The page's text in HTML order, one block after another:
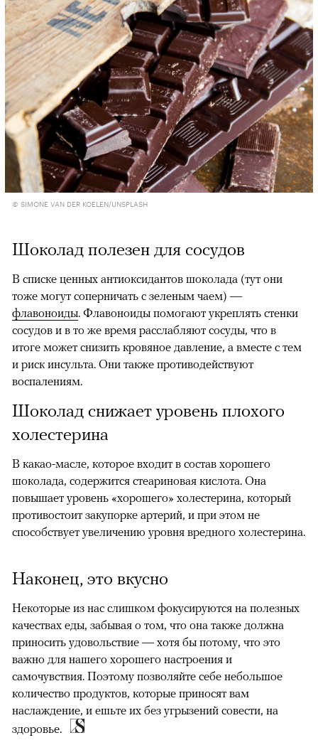
© SIMONE VAN DER KOELEN/UNSPLASH
Шоколад полезен для сосудов
В списке ценных антиоксидантов шоколада (тут они
тоже могут соперничать с зеленым чаем) —
флавоноиды. Флавоноиды помогают укреплять стенки
сосудов и в то же время расслабляют сосуды, что в
итоге может снизить кровяное давление, а вместе с тем
и риск инсульта. Они также противодействуют
воспалениям.
Шоколад снижает уровень плохого
холестерина
В какао-масле, которое входит в состав хорошего
шоколада, содержится стеариновая кислота. Она
повышает уровень «хорошего» холестерина, который
противостоит закупорке артерий, и при этом не
способствует увеличению уровня вредного холестерина.
Наконец, это вкусно
Некоторые из нас слишком фокусируются на полезных
качествах еды, забывая о том, что она также должна
приносить удовольствие — хотя бы потому, что это
важно для нашего хорошего настроения и
самочувствия. Поэтому позволяйте себе небольшое
количество продуктов, которые приносят вам
наслаждение, и ешьте их без угрызений совести, на
здоровье.